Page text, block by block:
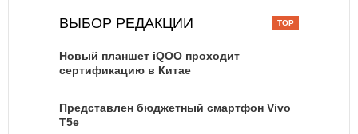
ВЫБОР РЕДАКЦИИ
Новый планшет iQOO проходит
сертификацию в Китае
Представлен бюджетный смартфон Vivo
T5e